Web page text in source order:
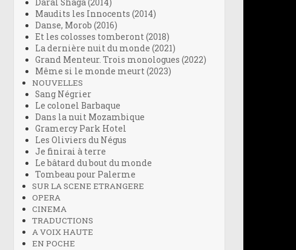
Daral Shaga (2014)
Maudits les Innocents (2014)
Danse, Morob (2016)
Et les colosses tomberont (2018)
La dernière nuit du monde (2021)
Grand Menteur. Trois monologues (2022)
Même si le monde meurt (2023)
NOUVELLES
Sang Négrier
Le colonel Barbaque
Dans la nuit Mozambique
Gramercy Park Hotel
Les Oliviers du Négus
Je finirai à terre
Le bâtard du bout du monde
Tombeau pour Palerme
SUR LA SCENE ETRANGERE
OPERA
CINEMA
TRADUCTIONS
A VOIX HAUTE
EN POCHE